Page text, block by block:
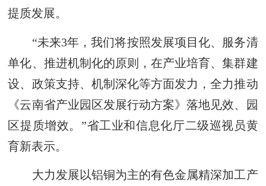
提质发展。
“未来3年，我们将按照发展项目化、服务清
单化、推进机制化的原则，在产业培育、集群建
设、政策支持、机制深化等方面发力，全力推动
《云南省产业园区发展行动方案》落地见效、园
区提质增效。”省工业和信息化厅二级巡视员黄
育新表示。
大力发展以铝铜为主的有色金属精深加工产